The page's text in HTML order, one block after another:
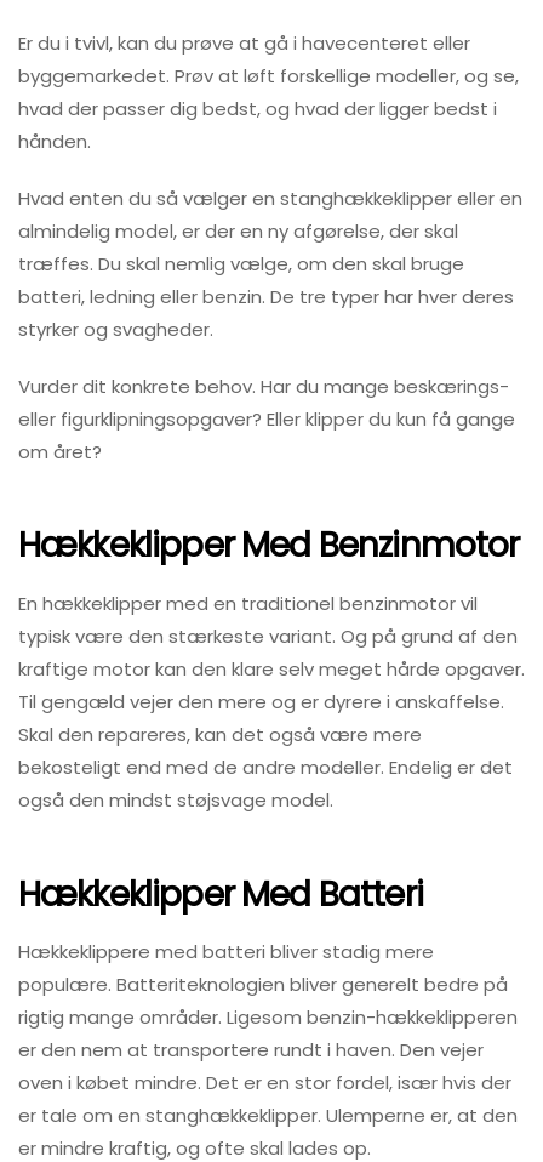
Er du i tvivl, kan du prøve at gå i havecenteret eller
byggemarkedet. Prøv at løft forskellige modeller, og se,
hvad der passer dig bedst, og hvad der ligger bedst i
hånden.
Hvad enten du så vælger en stanghækkeklipper eller en
almindelig model, er der en ny afgørelse, der skal
træffes. Du skal nemlig vælge, om den skal bruge
batteri, ledning eller benzin. De tre typer har hver deres
styrker og svagheder.
Vurder dit konkrete behov. Har du mange beskærings-
eller figurklipningsopgaver? Eller klipper du kun få gange
om året?
Hækkeklipper Med Benzinmotor
En hækkeklipper med en traditionel benzinmotor vil
typisk være den stærkeste variant. Og på grund af den
kraftige motor kan den klare selv meget hårde opgaver.
Til gengæld vejer den mere og er dyrere i anskaffelse.
Skal den repareres, kan det også være mere
bekosteligt end med de andre modeller. Endelig er det
også den mindst støjsvage model.
Hækkeklipper Med Batteri
Hækkeklippere med batteri bliver stadig mere
populære. Batteriteknologien bliver generelt bedre på
rigtig mange områder. Ligesom benzin-hækkeklipperen
er den nem at transportere rundt i haven. Den vejer
oven i købet mindre. Det er en stor fordel, især hvis der
er tale om en stanghækkeklipper. Ulemperne er, at den
er mindre kraftig, og ofte skal lades op.